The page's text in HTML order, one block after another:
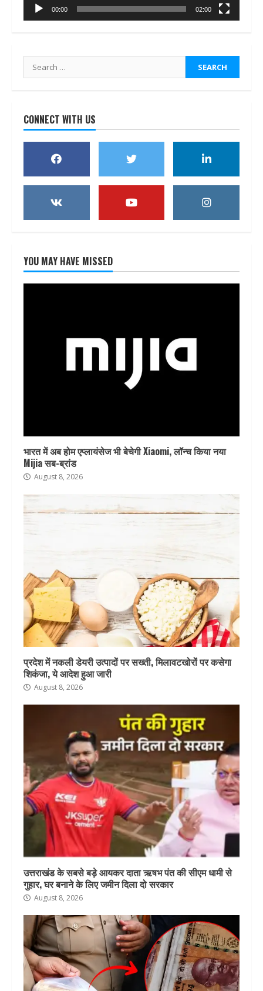
00:00 02:00
Search
for:
CONNECT WITH US
YOU MAY HAVE MISSED
भारत में अब होम एप्लायंसेज भी बेचेगी Xiaomi, लॉन्च किया नया
Mijia सब-ब्रांड
August 8, 2026
प्रदेश में नकली डेयरी उत्पादों पर सख्ती, मिलावटखोरों पर कसेगा
शिकंजा, ये आदेश हुआ जारी
August 8, 2026
उत्तराखंड के सबसे बड़े आयकर दाता ऋषभ पंत की सीएम धामी से
गुहार, घर बनाने के लिए जमीन दिला दो सरकार
August 8, 2026